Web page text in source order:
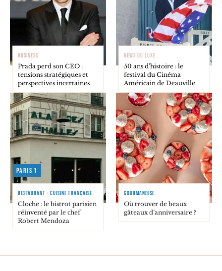
BUSINESS
Prada perd son CEO :
tensions stratégiques et
perspectives incertaines
NEWS DU LUXE
50 ans d’histoire : le
festival du Cinéma
Américain de Deauville
Paris 1
RESTAURANT - CUISINE FRANÇAISE
Cloche : le bistrot parisien
réinventé par le chef
Robert Mendoza
GOURMANDISE
Où trouver de beaux
gâteaux d’anniversaire ?